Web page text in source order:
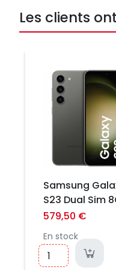
Les clients
Prix
Samsung
S23 Dual Sim
RAM 256GO
579,50 €
En stock